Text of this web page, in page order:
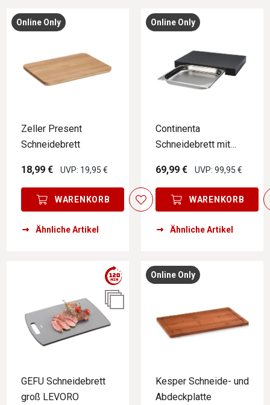
Online Only
Zeller Present
Schneidebrett
18,99 € UVP: 19,95 €
WARENKORB
Ähnliche Artikel
Online Only
Continenta
Schneidebrett mit
69,99 €
UVP: 99,95 €
WARENKORB
Ähnliche Artikel
GEFU Schneidebrett
groß LEVORO
Online Only
Kesper Schneide- und
Abdeckplatte